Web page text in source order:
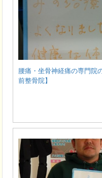
腰痛・坐骨神経痛の専門院
前整骨院】